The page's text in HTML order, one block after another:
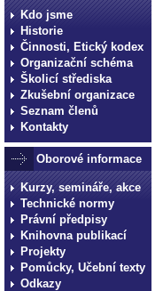
Kdo jsme
Historie
Činnosti, Etický kodex
Organizační schéma
Školicí střediska
Zkušební organizace
Seznam členů
Kontakty
Oborové informace
Kurzy, semináře, akce
Technické normy
Právní předpisy
Knihovna publikací
Projekty
Pomůcky, Učební texty
Odkazy